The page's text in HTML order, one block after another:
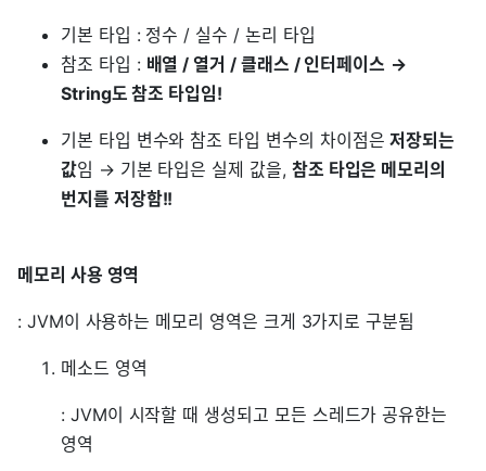
기본 타입 : 정수 / 실수 / 논리 타입
참조 타입 : 배열 / 열거 / 클래스 / 인터페이스 →
String도 참조 타입임!
기본 타입 변수와 참조 타입 변수의 차이점은저장되는
값임 → 기본 타입은 실제 값을, 참조 타입은 메모리의
번지를 저장함!!
메모리 사용 영역
: JVM이 사용하는 메모리 영역은 크게 3가지로 구분됨
메소드 영역
: JVM이 시작할 때 생성되고 모든 스레드가 공유한는
영역